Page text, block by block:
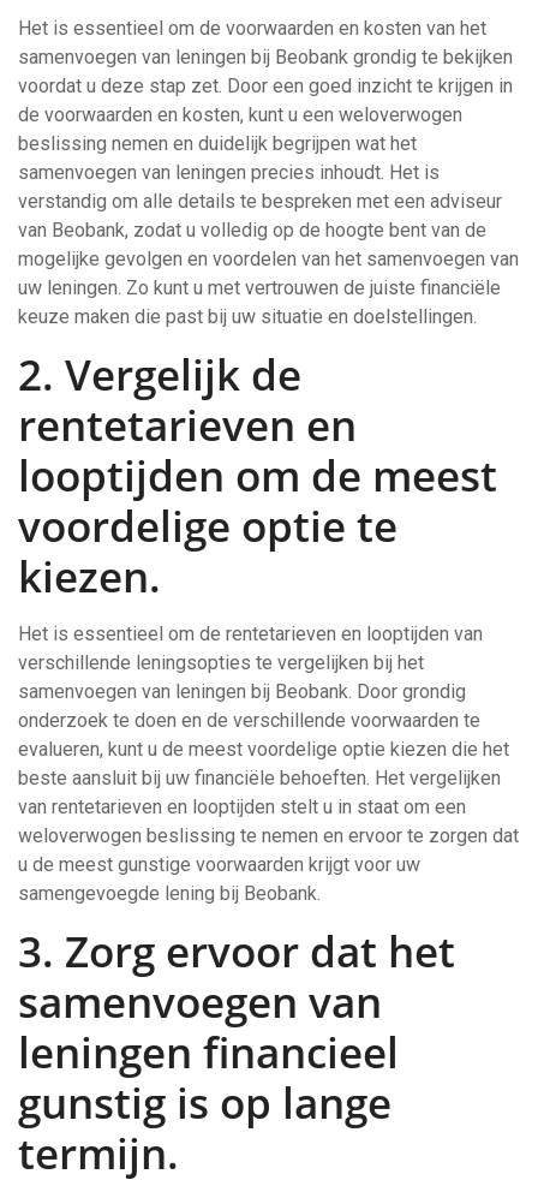
Het is essentieel om de voorwaarden en kosten van het
samenvoegen van leningen bij Beobank grondig te bekijken
voordat u deze stap zet. Door een goed inzicht te krijgen in
de voorwaarden en kosten, kunt u een weloverwogen
beslissing nemen en duidelijk begrijpen wat het
samenvoegen van leningen precies inhoudt. Het is
verstandig om alle details te bespreken met een adviseur
van Beobank, zodat u volledig op de hoogte bent van de
mogelijke gevolgen en voordelen van het samenvoegen van
uw leningen. Zo kunt u met vertrouwen de juiste financiële
keuze maken die past bij uw situatie en doelstellingen.
2. Vergelijk de
rentetarieven en
looptijden om de meest
voordelige optie te
kiezen.
Het is essentieel om de rentetarieven en looptijden van
verschillende leningsopties te vergelijken bij het
samenvoegen van leningen bij Beobank. Door grondig
onderzoek te doen en de verschillende voorwaarden te
evalueren, kunt u de meest voordelige optie kiezen die het
beste aansluit bij uw financiële behoeften. Het vergelijken
van rentetarieven en looptijden stelt u in staat om een
weloverwogen beslissing te nemen en ervoor te zorgen dat
u de meest gunstige voorwaarden krijgt voor uw
samengevoegde lening bij Beobank.
3. Zorg ervoor dat het
samenvoegen van
leningen financieel
gunstig is op lange
termijn.